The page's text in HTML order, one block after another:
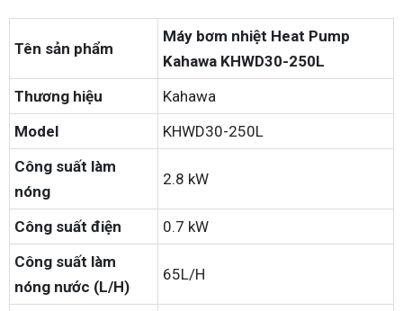
Tên sản phẩm
Máy bơm nhiệt Heat Pump
Kahawa KHWD30-250L
Thương hiệu
Kahawa
Model
KHWD30-250L
Công suất làm
nóng
2.8 kW
Công suất điện
0.7 kW
Công suất làm
nóng nước (L/H)
65L/H